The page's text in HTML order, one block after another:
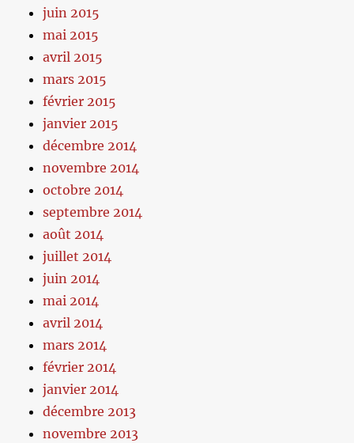
juin 2015
mai 2015
avril 2015
mars 2015
février 2015
janvier 2015
décembre 2014
novembre 2014
octobre 2014
septembre 2014
août 2014
juillet 2014
juin 2014
mai 2014
avril 2014
mars 2014
février 2014
janvier 2014
décembre 2013
novembre 2013